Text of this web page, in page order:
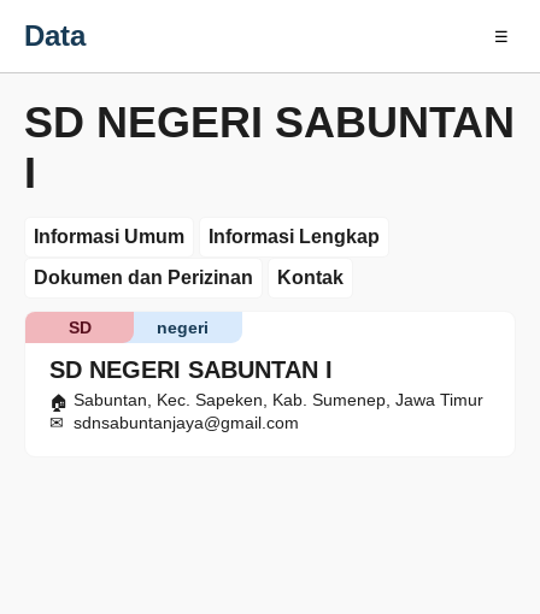
Data ☰
SD NEGERI SABUNTAN
I
Informasi Umum
Informasi Lengkap
Dokumen dan Perizinan
Kontak
SD NEGERI SABUNTAN I
negeri
SD
Sabuntan, Kec. Sapeken, Kab. Sumenep, Jawa Timur
sdnsabuntanjaya@gmail.com